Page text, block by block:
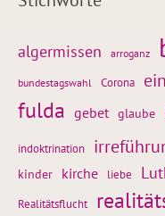
algermissen arroganz
bundestagswahl Corona
fulda gebet glaube
indoktrination
kinder kirche liebe
Realitätsflucht